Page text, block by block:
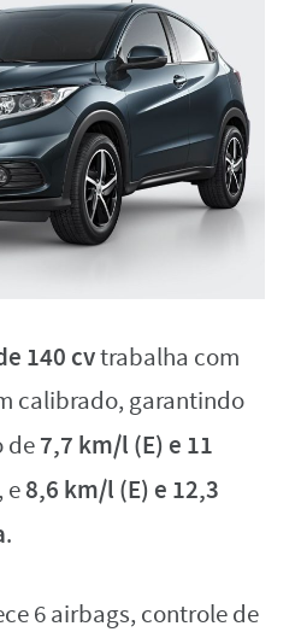
140 cvtrabalha com
calibrado, garantindo
de7,7 km/l (E) e 11
, e8,6 km/l (E) e 12,3
.
6 airbags, controle de